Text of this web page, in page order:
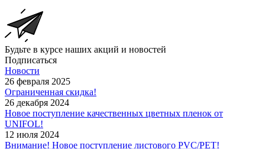
Будьте в курсе наших акций и новостей
Подписаться
Новости
26 февраля 2025
Ограниченная скидка!
26 декабря 2024
Новое поступление качественных цветных пленок от
UNIFOL!
12 июля 2024
Внимание! Новое поступление листового PVC/PET!